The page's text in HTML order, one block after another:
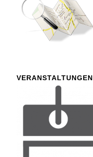
VERANSTALTUNGEN